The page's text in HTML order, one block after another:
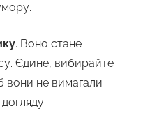
. Воно стане
Єдине, вибирайте
вони не вимагали